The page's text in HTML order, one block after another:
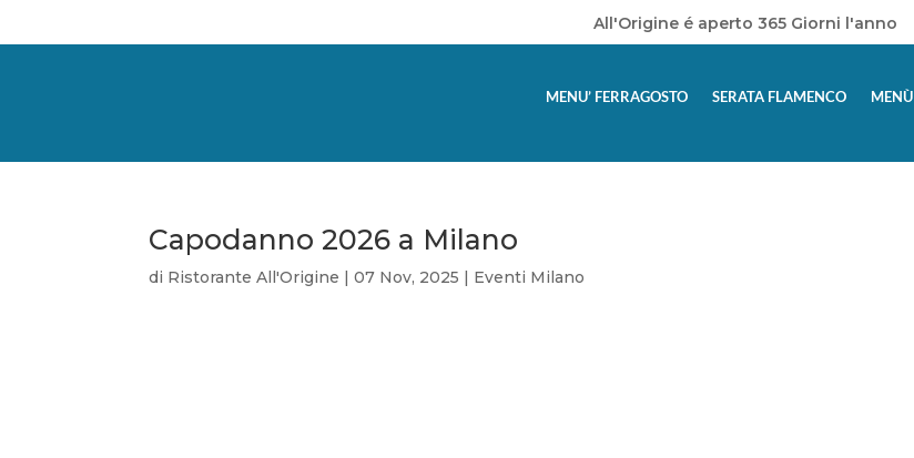
All'Origine é aperto 365 Giorni l'anno
MENU’ FERRAGOSTO SERATA FLAMENCO MENÙ
Capodanno 2026 a Milano
di Ristorante All'Origine |07 Nov, 2025 | Eventi Milano